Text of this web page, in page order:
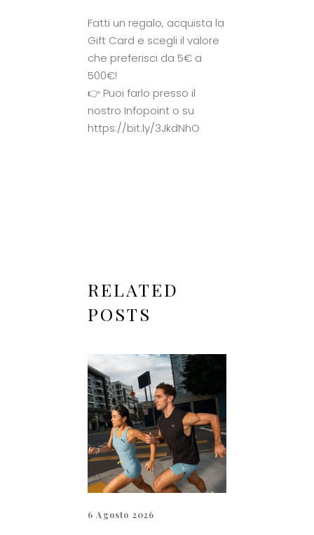
Fatti un regalo, acquista la
Gift Card e scegli il valore
che preferisci da 5€ a
500€!
👉 Puoi farlo presso il
nostro Infopoint o su
https://bit.ly/3JkdNhO
RELATED
POSTS
6 Agosto 2026